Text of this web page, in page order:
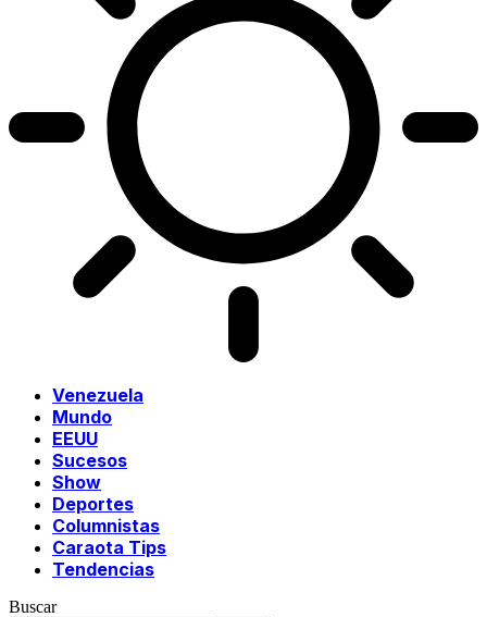
Venezuela
Mundo
EEUU
Sucesos
Show
Deportes
Columnistas
Caraota Tips
Tendencias
Buscar